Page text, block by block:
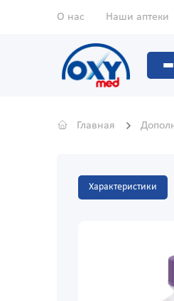
О нас Наши аптеки
Главная
Характеристики